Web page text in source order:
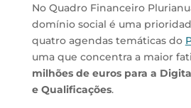
No Quadro Financeiro
domínio social é uma
quatro agendas temáticas do
uma que concentra a maior
milhões de euros para a
e Qualificações.